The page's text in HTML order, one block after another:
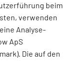
beim
verwenden
Analyse-
ApS
Die auf den